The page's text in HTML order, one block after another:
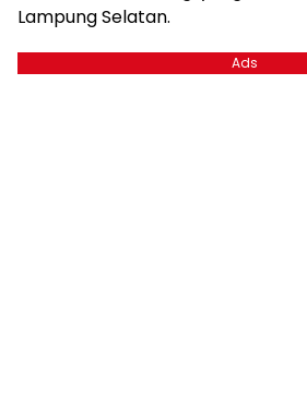
Lampung Selatan.
Ads